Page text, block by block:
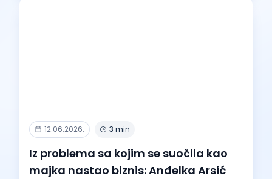
12.06.2026. 3 min
Iz problema sa kojim se suočila kao
majka nastao biznis: Anđelka Arsić